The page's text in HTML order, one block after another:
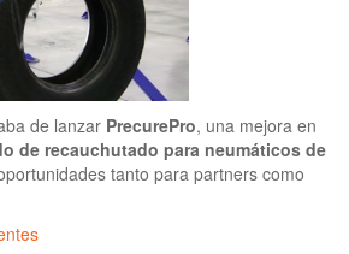
de lanzar PrecurePro, una mejora en
de recauchutado para neumáticos de
tanto para partners como